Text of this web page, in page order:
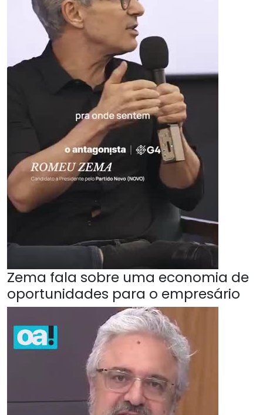
Zema fala sobre uma economia de
oportunidades para o empresário